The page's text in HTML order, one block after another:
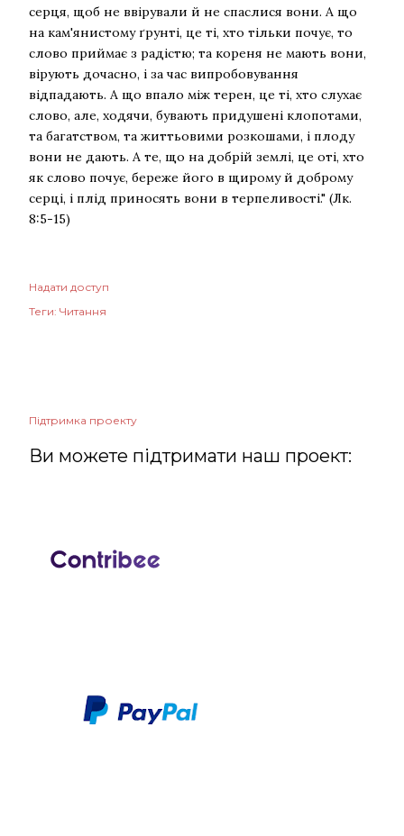
серця, щоб не ввірували й не спаслися вони. А що
на кам'янистому ґрунті, це ті, хто тільки почує, то
слово приймає з радістю; та кореня не мають вони,
вірують дочасно, і за час випробовування
відпадають. А що впало між терен, це ті, хто слухає
слово, але, ходячи, бувають придушені клопотами,
та багатством, та життьовими розкошами, і плоду
вони не дають. А те, що на добрій землі, це оті, хто
як слово почує, береже його в щирому й доброму
серці, і плід приносять вони в терпеливості." (Лк.
8:5-15)
Надати доступ
Теги: Читання
Підтримка проекту
Ви можете підтримати наш проект: